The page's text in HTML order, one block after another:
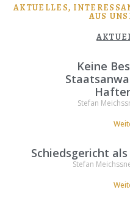
AKTUELLES,
AUS
Keine
Stefan
Schiedsgericht
Stefan